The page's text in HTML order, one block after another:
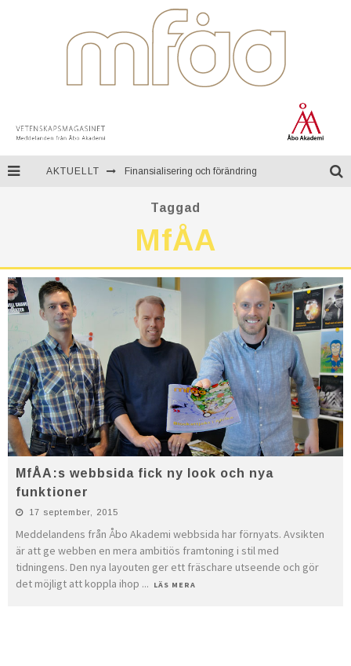
AKTUELLT Finansialisering och förändring
En resa genom Mongoliet
Åbo Akademi firar ett fullt sekel
Taggad
MfÅA
MfÅA:s webbsida fick ny look och nya
funktioner
17 september, 2015
Meddelandens från Åbo Akademi webbsida har förnyats. Avsikten
är att ge webben en mera ambitiös framtoning i stil med
tidningens. Den nya layouten ger ett fräschare utseende och gör
det möjligt att koppla ihop ... LÄS MERA